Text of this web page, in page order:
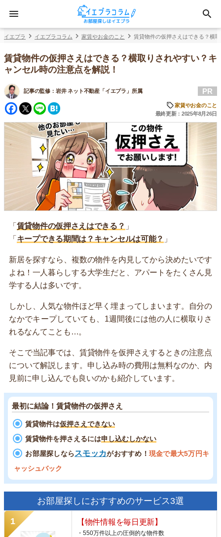
イエプラ イエプラコラム 家賃やお金のこと 賃貸物件の仮押さえはできる？横
賃貸物件の仮押さえはできる？横取りされやすい？キ
ャンセル時の注意点を解説！
記事の監修： 岩井 ネット不動産「イエプラ」所属
Facebook
Twitter
Line
PR
家賃やお金のこと
最終更新：2025年8月26日
「 賃貸物件の仮押さえはできる？ 」
「 キープできる期間は？キャンセルは可能？ 」
新居を探すなら、複数の物件を内見してから決めたいです
よね！一人暮らしする大学生だと、アパートをたくさん見
学する人は多いです。
しかし、人気な物件ほど早く埋まってしまいます。自分の
なかでキープしていても、1週間後には他の人に横取りさ
れるなんてことも…。
そこで当記事では、賃貸物件を仮押さえするときの注意点
について解説します。申し込み時の費用は無料なのか、内
見前に申し込んでも良いのかも紹介しています。
最初に結論！賃貸物件の仮押さえ
賃貸物件は仮押さえできない
賃貸物件を押さえるには申し込むしかない
お部屋探しならスモッカがおすすめ！ 現金で最大5万円キ
ャッシュバック
お部屋探しにおすすめのサービス3選
【物件情報を毎日更新】
・550万件以上の圧倒的な物件数